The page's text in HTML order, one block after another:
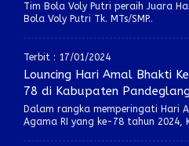
Tim Bola Voly Putri peraih Juara
Bola Voly Putri Tk. MTs/SMP..
Terbit : 17/01/2024
Louncing Hari Amal Bhakti
78 di Kabupaten
Dalam rangka memperingati Hari
Agama RI yang ke-78 tahun 2024,